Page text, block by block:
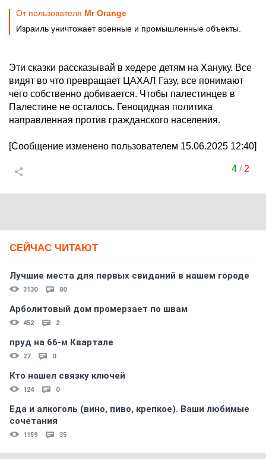
От пользователя Мr Orange
Израиль уничтожает военные и промышленные объекты.
Эти сказки рассказывай в хедере детям на Хануку. Все
видят во что превращает ЦАХАЛ Газу, все понимают
чего собственно добивается. Чтобы палестинцев в
Палестине не осталось. Геноцидная политика
направленная против гражданского населения.
[Сообщение изменено пользователем 15.06.2025 12:40]
4/ 2
СЕЙЧАС ЧИТАЮТ
Лучшие места для первых свиданий в нашем городе
3130 80
Арболитовый дом промерзает по швам
452 2
пруд на 66-м Квартале
27 0
Кто нашел связку ключей
124 0
Еда и алкоголь (вино, пиво, крепкое). Ваши любимые
сочетания
1159 35